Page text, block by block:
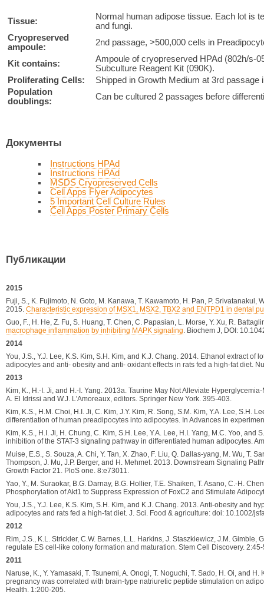
Tissue:
Normal human adipose tissue. Each lot is
and fungi.
Cryopreserved
ampoule:
2nd passage, >500,000 cells in
Kit contains:
Ampoule of cryopreserved HPAd (802h/s-
Subculture Reagent Kit (090K).
Proliferating Cells:
Shipped in Growth Medium at 3rd
Population
doublings:
Can be cultured 2 passages before
Документы
Instructions HPAd
Instructions HPAd
MSDS Cryopreserved Cells
Cell Apps Flyer Adipocytes
5 Important Cell Culture Rules
Cell Apps Poster Primary Cells
Публикации
2015
Fuji, S., K. Fujimoto, N. Goto, M. Kanawa, T. Kawamoto, H. Pan, P.
2015. Characteristic expression of MSX1, MSX2, TBX2 and ENTPD1 in dental
Guo, F., H. He, Z. Fu, S. Huang, T. Chen, C. Papasian, L. Morse, Y. Xu, R.
macrophage inflammation by inhibiting MAPK signaling. Biochem J, DOI:
2014
You, J.S., Y.J. Lee, K.S. Kim, S.H. Kim, and K.J. Chang. 2014. Ethanol extract
adipocytes and anti- obesity and anti- oxidant effects in rats fed a high-fat diet.
2013
Kim, K., H.-I. Ji, and H.-I. Yang. 2013a. Taurine May Not Alleviate
A. El Idrissi and W.J. L'Amoreaux, editors. Springer New York. 395-403.
Kim, K.S., H.M. Choi, H.I. Ji, C. Kim, J.Y. Kim, R. Song, S.M. Kim, Y.A. Lee, S.H.
differentiation of human preadipocytes into adipocytes. In Advances in
Kim, K.S., H.I. Ji, H. Chung, C. Kim, S.H. Lee, Y.A. Lee, H.I. Yang, M.C. Yoo,
inhibition of the STAT-3 signaling pathway in differentiated human adipocytes.
Muise, E.S., S. Souza, A. Chi, Y. Tan, X. Zhao, F. Liu, Q. Dallas-yang, M. Wu, T.
Thompson, J. Mu, J.P. Berger, and H. Mehmet. 2013. Downstream Signaling
Growth Factor 21. PloS one. 8:e73011.
Yao, Y., M. Suraokar, B.G. Darnay, B.G. Hollier, T.E. Shaiken, T. Asano, C.-H.
Phosphorylation of Akt1 to Suppress Expression of FoxC2 and Stimulate
You, J.S., Y.J. Lee, K.S. Kim, S.H. Kim, and K.J. Chang. 2013. Anti-obesity and
adipocytes and rats fed a high-fat diet. J. Sci. Food & agriculture: doi: 10.1002/
2012
Rim, J.S., K.L. Strickler, C.W. Barnes, L.L. Harkins, J. Staszkiewicz, J.M.
regulate ES cell-like colony formation and maturation. Stem Cell Discovery.
2011
Naruse, K., Y. Yamasaki, T. Tsunemi, A. Onogi, T. Noguchi, T. Sado, H. Oi,
pregnancy was correlated with brain-type natriuretic peptide stimulation on
Health. 1:200-205.